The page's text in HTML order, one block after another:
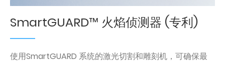
SmartGUARD™ 火焰侦测器 (专利)
使用SmartGUARD 系统的激光切割和雕刻机，可确保最